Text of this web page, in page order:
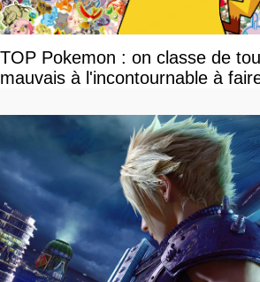
TOP Pokemon : on classe de
mauvais à l'incontournable à